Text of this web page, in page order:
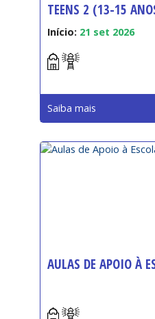
TEENS 2 (13-15
Início: 21 set 2026
Saiba mais
AULAS DE APOIO À